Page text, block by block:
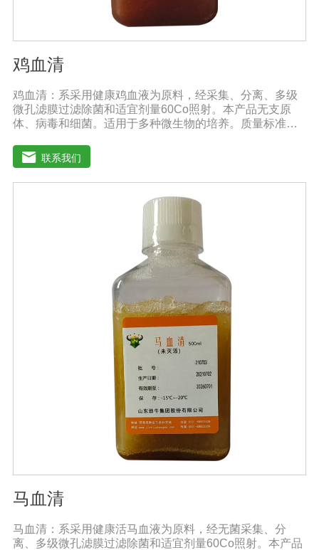
鸡血清
鸡血清：系采用健康鸡血液为原料，经采集、分离、多级
微孔滤膜过滤除菌和适宜剂量60Co照射。本产品无支原
体、病毒和细菌。适用于多种微生物的培养。质量标准：
1000ml/瓶保存：-15℃―-20℃有效期：5年注意事项：解
冻：采用逐步解冻法（ -20℃→2-8℃→ 室温），可减少沉
淀的产生使血清质量不会受到影响。
联系我们
马血清
马血清：系采用健康活马血液为原料，经无菌采集、分
离、多级微孔滤膜过滤除菌和适宜剂量60Co照射。本产品